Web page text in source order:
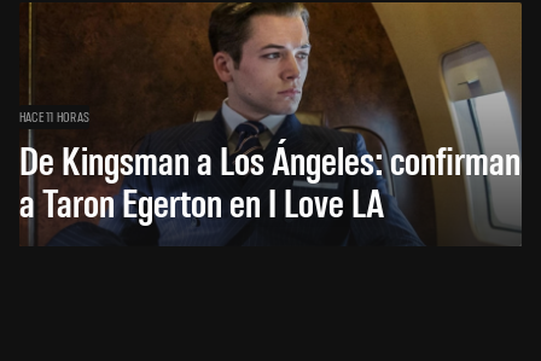
HACE 11 HORAS
De Kingsman a Los Ángeles: confirman
a Taron Egerton en I Love LA